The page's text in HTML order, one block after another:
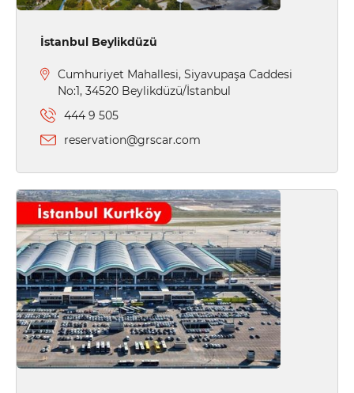
İstanbul Beylikdüzü
Cumhuriyet Mahallesi, Siyavupaşa Caddesi
No:1, 34520 Beylikdüzü/İstanbul
444 9 505
reservation@grscar.com